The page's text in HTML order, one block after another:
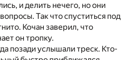
и делить нечего, но они
Так что спуститься под
Кочан заверил, что
он тропку.
позади услышали треск. Кто-